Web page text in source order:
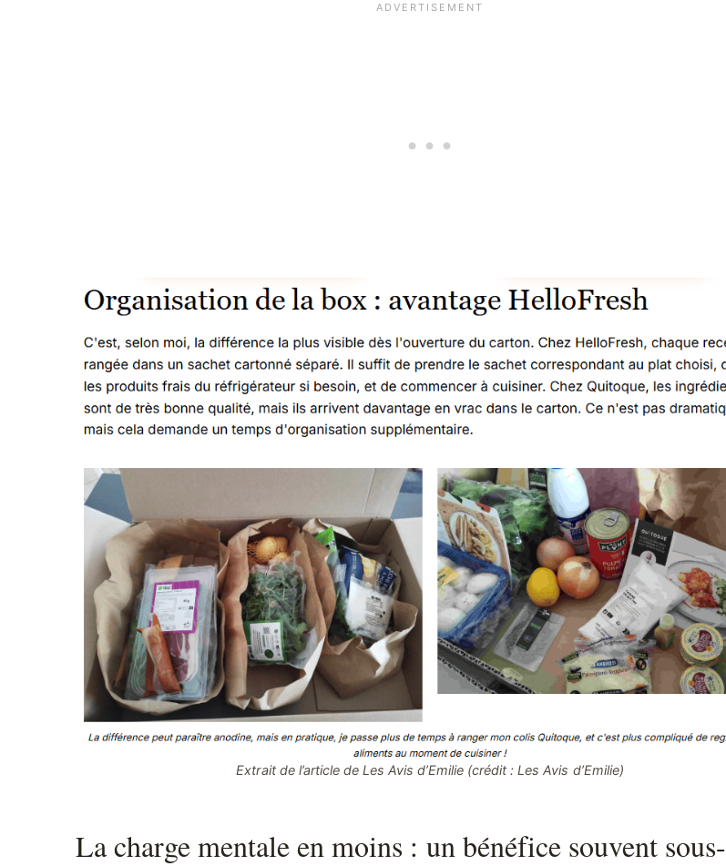
Extrait de l’article de Les Avis d’Emilie (crédit : Les Avis d’Emilie)
La charge mentale en moins : un bénéfice souvent sous-